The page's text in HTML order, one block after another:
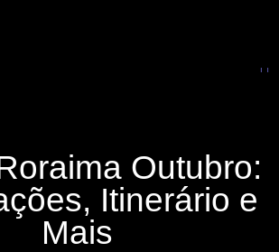
Outubro:
Itinerário e
Mais